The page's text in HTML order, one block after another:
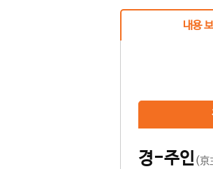
내용
경-주인(京